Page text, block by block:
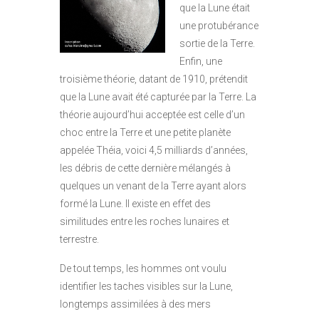
que la Lune était
une protubérance
sortie de la Terre.
Enfin, une
troisième théorie, datant de 1910, prétendit
que la Lune avait été capturée par la Terre. La
théorie aujourd’hui acceptée est celle d’un
choc entre la Terre et une petite planète
appelée Théia, voici 4,5 milliards d’années,
les débris de cette dernière mélangés à
quelques un venant de la Terre ayant alors
formé la Lune. Il existe en effet des
similitudes entre les roches lunaires et
terrestre.
De tout temps, les hommes ont voulu
identifier les taches visibles sur la Lune,
longtemps assimilées à des mers